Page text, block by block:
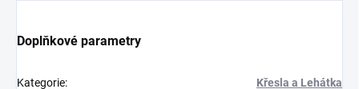
Doplňkové parametry
Kategorie: Křesla a Lehátka